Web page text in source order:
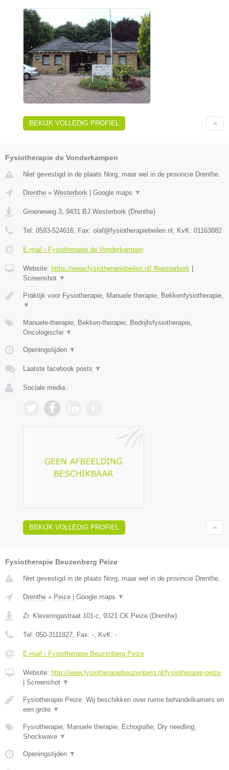
BEKIJK VOLLEDIG PROFIEL
Fysiotherapie de Vonderkampen
Niet gevestigd in de plaats Norg, maar wel in de provincie Drenthe.
Drenthe » Westerbork Google maps ▼
Groeneweg 3, 9431 BJ Westerbork (Drenthe)
Tel: 0593-524616, Fax: olaf@fysiotherapiebeilen.nl , KvK: 01163882
E-mail › Fysiotherapie de Vonderkampen
Website: https://www.fysiotherapiebeilen.nl/ #westerbork
Screenshot ▼
Praktijk voor Fysiotherapie, Manuele therapie, Bekkenfysiotherapie,
▼
Manuele-therapie, Bekken-therapie, Bedrijfsfysiotherapie,
Oncologische ▼
Openingstijden ▼
Laatste facebook posts ▼
Sociale media:
BEKIJK VOLLEDIG PROFIEL
Fysiotherapie Beuzenberg Peize
Niet gevestigd in de plaats Norg, maar wel in de provincie Drenthe.
Drenthe » Peize Google maps ▼
Zr. Kleveringastraat 101-c 9321 CK Peize (Drenthe)
Tel: 050-3111827 , Fax: - , KvK: -
E-mail › Fysiotherapie Beuzenberg Peize
Website: http://www.fysiotherapiebeuzenberg.nl/fysiotherapie-peize
Screenshot ▼
Fysiotherapie Peize. Wij beschikken over ruime behandelkamers en
een grote ▼
Fysiotherapie, Manuele therapie, Echografie, Dry needling,
Shockwave ▼
Openingstijden ▼